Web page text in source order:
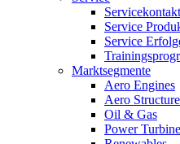
Servicekontakt
Service
Service
Marktsegmente
Aero Engines
Aero
Oil & Gas
Power